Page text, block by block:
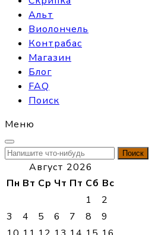
Альт
Виолончель
Контрабас
Магазин
Блог
FAQ
Поиск
Меню
Найти:
Август 2026
Пн Вт Ср Чт Пт Сб Вс
1
2
3
4 5 6 7 8
9